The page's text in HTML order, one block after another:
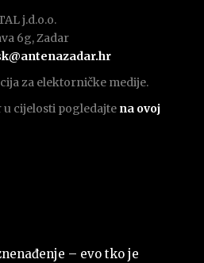
j.d.o.o.
6g, Zadar
za elektorničke medije.
cijelosti pogledajte na ovoj
– evo tko je